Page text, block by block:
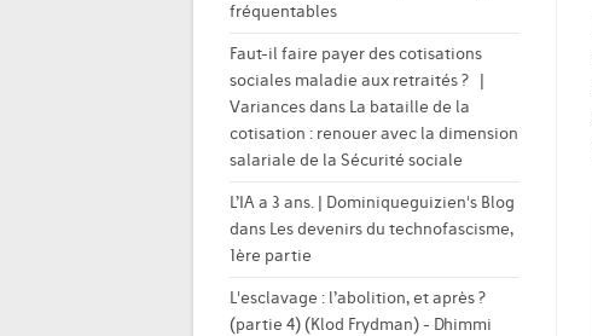
fréquentables
Faut-il faire payer des cotisations
sociales maladie aux retraités ? |
Variancesdans La bataille de la
cotisation : renouer avec la dimension
salariale de la Sécurité sociale
L’IA a 3 ans. | Dominiqueguizien's Blog
dans Les devenirs du technofascisme,
1ère partie
L'esclavage : l’abolition, et après ?
(partie 4) (Klod Frydman) - Dhimmi